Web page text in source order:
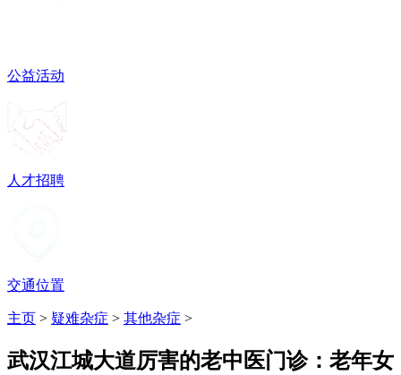
公益活动
人才招聘
交通位置
主页 > 疑难杂症 > 其他杂症 >
武汉江城大道厉害的老中医门诊：老年女